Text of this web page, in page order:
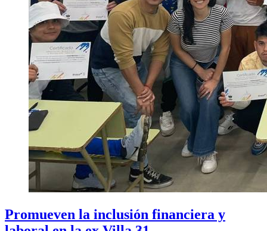
Promueven la inclusión financiera y